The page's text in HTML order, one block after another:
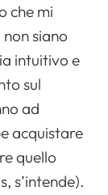
che mi
siano
intuitivo e
sul
ad
acquistare
quello
s’intende).